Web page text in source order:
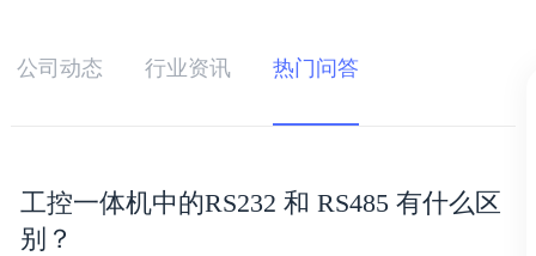
公司动态 行业资讯 热门问答
工控一体机中的RS232 和 RS485 有什么区
别？